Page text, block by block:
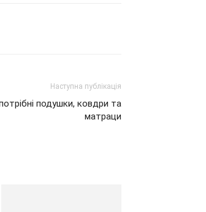
Наступна публікація
подушки, ковдри та
матраци